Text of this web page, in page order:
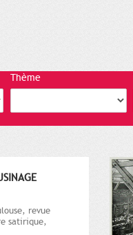
Thème
revue
satirique,